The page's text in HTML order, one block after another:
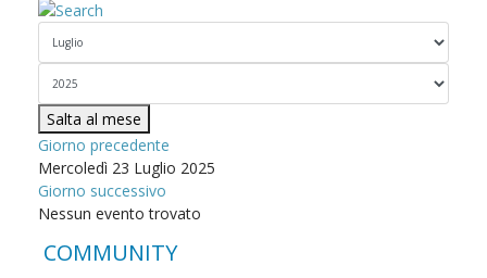
Salta al mese
Giorno precedente
Mercoledì 23 Luglio 2025
Giorno successivo
Nessun evento trovato
COMMUNITY